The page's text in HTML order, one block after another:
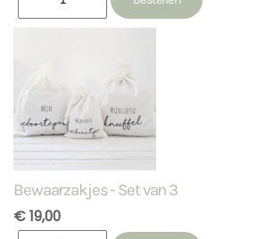
Bewaarzakjes - Set van 3
€ 19,00